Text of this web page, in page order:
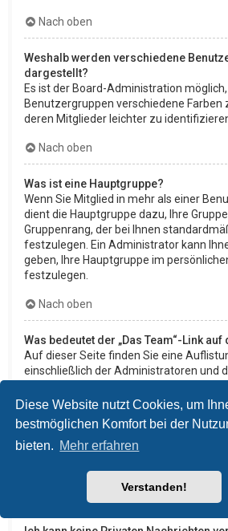
Diese Website nutzt Cookies, um
bestmöglichen Komfort bei der
bieten. Mehr erfahren
Verstanden!
Nach oben
Weshalb werden verschiedene
dargestellt?
Es ist der Board-Administration
Benutzergruppen verschiedene Farben
deren Mitglieder leichter zu
Nach oben
Was ist eine Hauptgruppe?
Wenn Sie Mitglied in mehr als einer
dient die Hauptgruppe dazu, Ihre
Gruppenrang, der bei Ihnen
festzulegen. Ein Administrator kann
geben, Ihre Hauptgruppe im
festzulegen.
Nach oben
Was bedeutet der „Das Team“-Link
Auf dieser Seite finden Sie eine
einschließlich der Administratoren und
finden hier auch weitere Informationen
diese im Einzelnen moderieren.
Nach oben
Private Nachrichten